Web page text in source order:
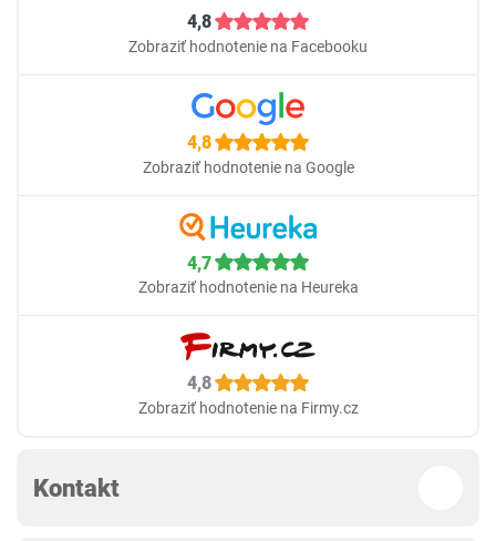
4,8
Zobraziť hodnotenie na Facebooku
4,8
Zobraziť hodnotenie na Google
4,7
Zobraziť hodnotenie na Heureka
4,8
Zobraziť hodnotenie na Firmy.cz
Kontakt